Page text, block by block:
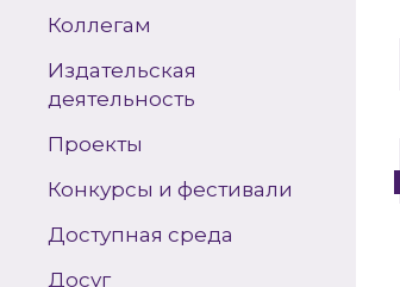
Коллегам
Издательская
деятельность
Проекты
Конкурсы и фестивали
Доступная среда
Досуг